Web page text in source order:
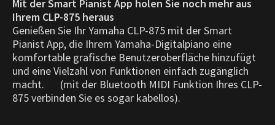
Mit der Smart Pianist App holen Sie noch mehr aus
Ihrem CLP-875 heraus
Genießen Sie Ihr Yamaha CLP-875 mit der Smart
Pianist App, die Ihrem Yamaha-Digitalpiano eine
komfortable grafische Benutzeroberfläche hinzufügt
und eine Vielzahl von Funktionen einfach zugänglich
macht. (mit der Bluetooth MIDI Funktion Ihres CLP-
875 verbinden Sie es sogar kabellos).